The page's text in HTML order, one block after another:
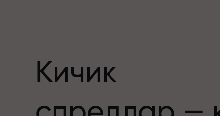
Aleš Loprais савдо оламига интилиш ва
Кичик